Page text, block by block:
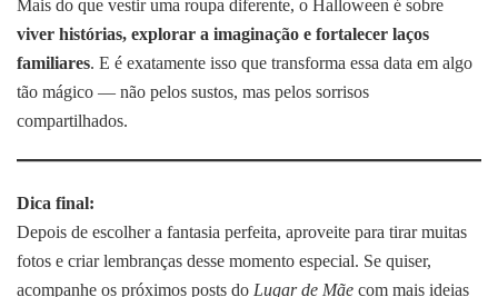
Mais do que vestir uma roupa diferente, o Halloween é sobre
viver histórias, explorar a imaginação e fortalecer laços
familiares. E é exatamente isso que transforma essa data em algo
tão mágico — não pelos sustos, mas pelos sorrisos
compartilhados.
Dica final:
Depois de escolher a fantasia perfeita, aproveite para tirar muitas
fotos e criar lembranças desse momento especial. Se quiser,
acompanhe os próximos posts do Lugar de Mãe com mais ideias